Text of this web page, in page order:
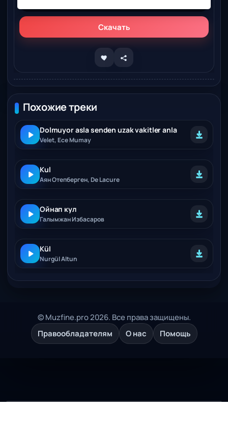
Скачать
Похожие треки
Dolmuyor asla senden uzak vakitler anla
Velet, Ece Mumay
Kul
Аян Отепберген, De Lacure
Ойнап кул
Галымжан Избасаров
Kül
Nurgül Altun
© Muzfine.pro 2026. Все права защищены.
Правообладателям
О нас Помощь